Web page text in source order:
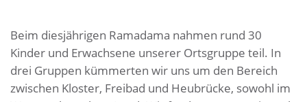
Beim diesjährigen Ramadama nahmen rund 30
Kinder und Erwachsene unserer Ortsgruppe teil. In
drei Gruppen kümmerten wir uns um den Bereich
zwischen Kloster, Freibad und Heubrücke, sowohl im